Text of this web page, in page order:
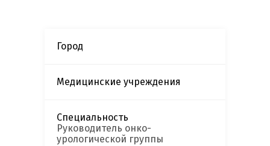
Город
Медицинские учреждения
Специальность
Руководитель онко-
урологической группы